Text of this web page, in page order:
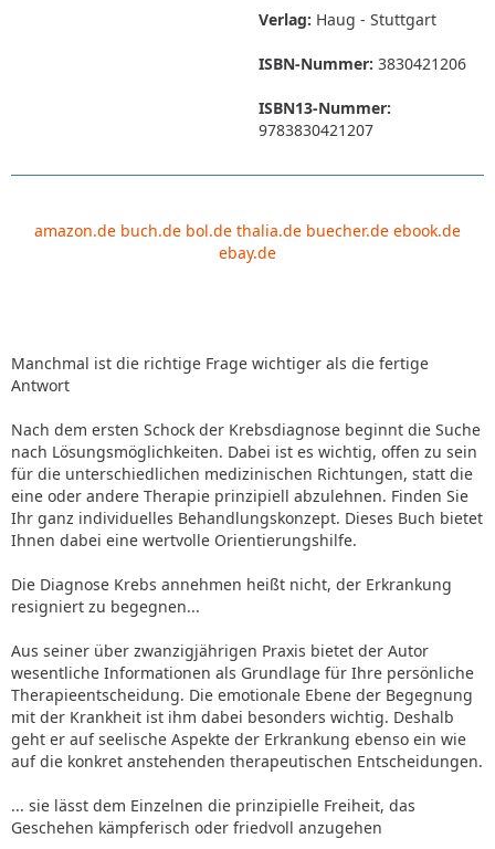
Verlag: Haug - Stuttgart
ISBN-Nummer: 3830421206
ISBN13-Nummer:
9783830421207
amazon.de buch.de bol.de thalia.de buecher.de ebook.de
ebay.de
Manchmal ist die richtige Frage wichtiger als die fertige
Antwort
Nach dem ersten Schock der Krebsdiagnose beginnt die Suche
nach Lösungsmöglichkeiten. Dabei ist es wichtig, offen zu sein
für die unterschiedlichen medizinischen Richtungen, statt die
eine oder andere Therapie prinzipiell abzulehnen. Finden Sie
Ihr ganz individuelles Behandlungskonzept. Dieses Buch bietet
Ihnen dabei eine wertvolle Orientierungshilfe.
Die Diagnose Krebs annehmen heißt nicht, der Erkrankung
resigniert zu begegnen...
Aus seiner über zwanzigjährigen Praxis bietet der Autor
wesentliche Informationen als Grundlage für Ihre persönliche
Therapieentscheidung. Die emotionale Ebene der Begegnung
mit der Krankheit ist ihm dabei besonders wichtig. Deshalb
geht er auf seelische Aspekte der Erkrankung ebenso ein wie
auf die konkret anstehenden therapeutischen Entscheidungen.
... sie lässt dem Einzelnen die prinzipielle Freiheit, das
Geschehen kämpferisch oder friedvoll anzugehen